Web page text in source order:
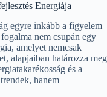
Energiája
egyre inkább a figyelem
nem csupán egy
amelyet nemcsak
alapjaiban határozza meg
és a
hanem